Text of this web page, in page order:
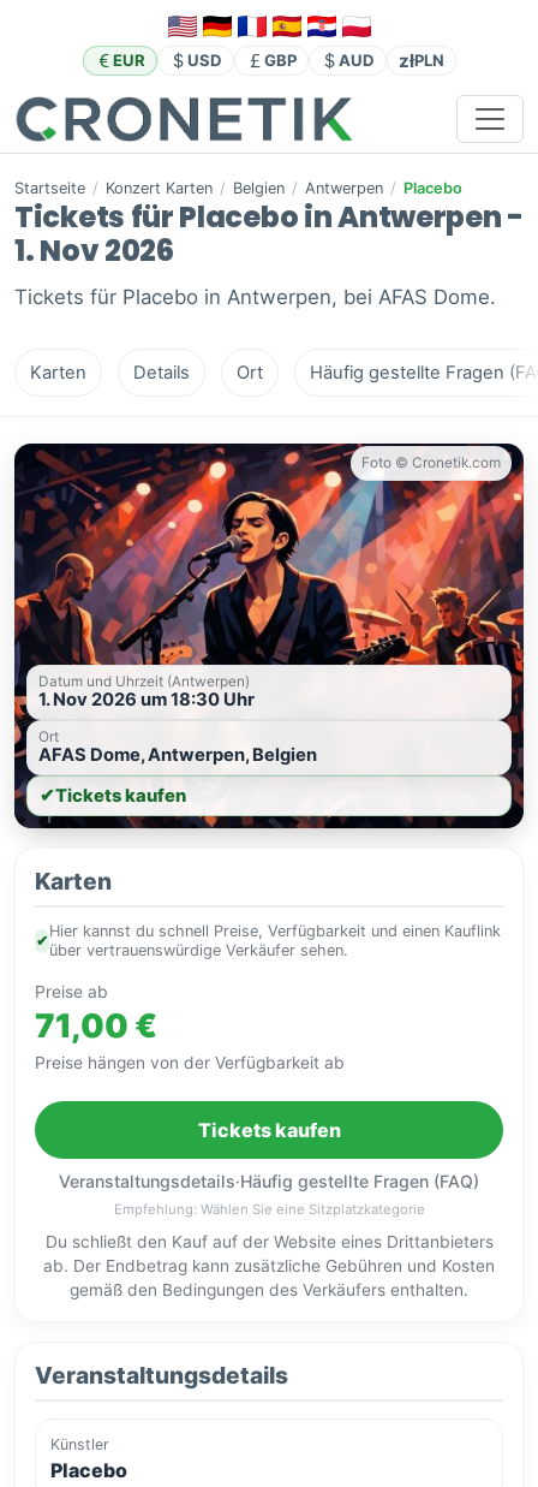
EUR USD GBP AUD złPLN
Startseite / Konzert Karten / Belgien / Antwerpen / Placebo
Tickets für Placebo in Antwerpen -
1. Nov 2026
Tickets für Placebo in Antwerpen, bei AFAS Dome.
Karten Details Ort Häufig gestellte Fragen
Foto © Cronetik.com
Datum und Uhrzeit (Antwerpen)
1. Nov 2026 um 18:30 Uhr
Ort
AFAS Dome, Antwerpen, Belgien
✔Tickets kaufen
Karten
✔
Hier kannst du schnell Preise, Verfügbarkeit und einen Kauflink
über vertrauenswürdige Verkäufer sehen.
Preise ab
71,00 €
Preise hängen von der Verfügbarkeit ab
Tickets kaufen
Veranstaltungsdetails·Häufig gestellte Fragen (FAQ)
Empfehlung: Wählen Sie eine Sitzplatzkategorie
Du schließt den Kauf auf der Website eines Drittanbieters
ab. Der Endbetrag kann zusätzliche Gebühren und Kosten
gemäß den Bedingungen des Verkäufers enthalten.
Veranstaltungsdetails
Künstler
Placebo